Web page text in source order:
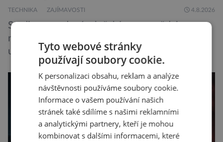
TECHNIKA ZAJÍMAVOSTI 4.8.2026
Studie provedená v loňském roce vědci z
německé Univerzity v Duisburgu-Essenu
ukázala, že nadměrné trávení času online je
spojeno s vyšší úrovní stresu, horší náladou a
vede k zanedbávání dalších aktivit. Zúčastnilo
se jí 900 dospělých Němců, kteří uvedli, že se v
posledním roce alespoň jednou zapojili do hraní
her, sledování pornografie, sledování sociálních
Tyto webové stránky
používají soubory cookie.
K personalizaci obsahu, reklam a analýze
návštěvnosti používáme soubory cookie.
Informace o vašem používání našich
stránek také sdílíme s našimi reklamními
a analytickými partnery, kteří je mohou
kombinovat s dalšími informacemi, které